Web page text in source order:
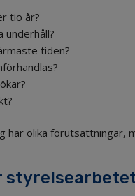
tio år?
underhåll?
tiden?
har olika förutsättningar,